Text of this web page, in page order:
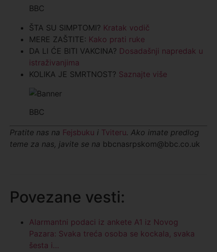
BBC
ŠTA SU SIMPTOMI? Kratak vodič
MERE ZAŠTITE: Kako prati ruke
DA LI ĆE BITI VAKCINA? Dosadašnji napredak u
istraživanjima
KOLIKA JE SMRTNOST? Saznajte više
BBC
Pratite nas na Fejsbuku i Tviteru. Ako imate predlog
teme za nas, javite se na bbcnasrpskom@bbc.co.uk
Povezane vesti:
Alarmantni podaci iz ankete A1 iz Novog
Pazara: Svaka treća osoba se kockala, svaka
šesta i…